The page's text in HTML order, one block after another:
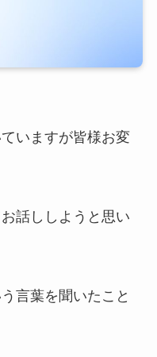
いますが皆様お変
話ししようと思い
言葉を聞いたこと